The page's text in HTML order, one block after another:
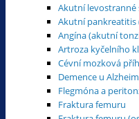
Akutní levostranné
Akutní pankreatitis
Angína (akutní
Artroza kyčelního
Cévní mozková
Demence u
Flegmóna a
Fraktura femuru